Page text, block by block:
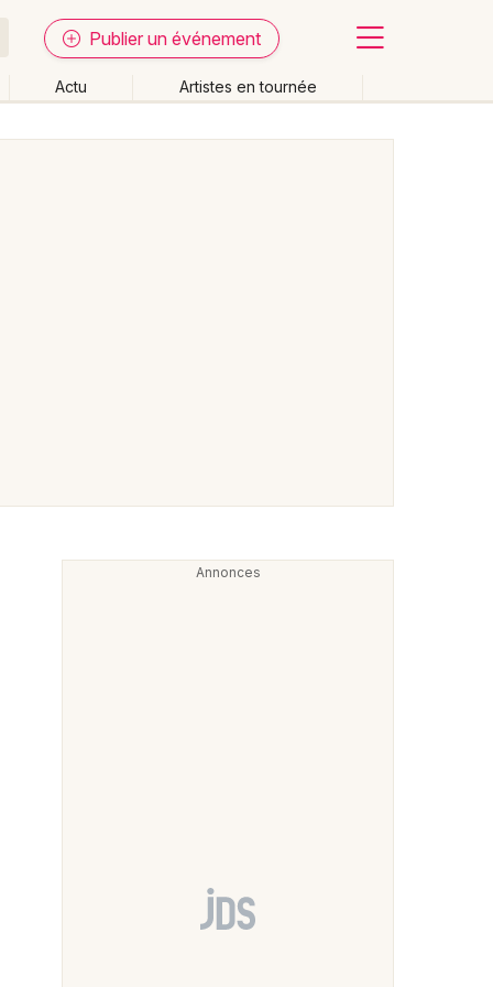
Publier un événement
Actu Artistes en tournée